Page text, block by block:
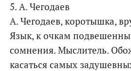
5. А. Чегодаев
А. Чегодаев, коротышка,
Язык, к очкам
сомнения. Мыслитель.
касаться самых